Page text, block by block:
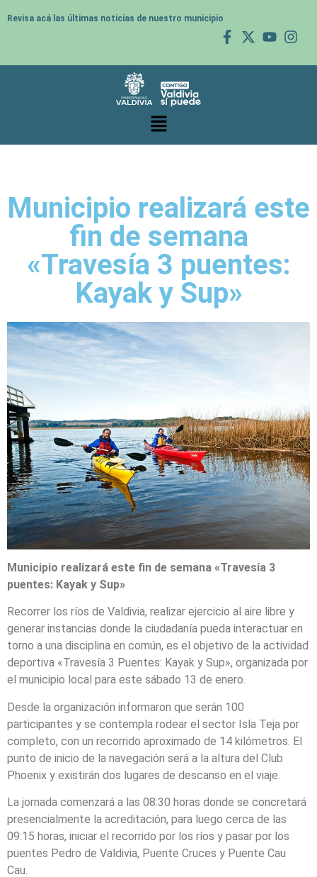
Revisa acá las últimas noticias de nuestro municipio
Municipio realizará este
fin de semana
«Travesía 3 puentes:
Kayak y Sup»
Municipio realizará este fin de semana «Travesía 3
puentes: Kayak y Sup»
Recorrer los ríos de Valdivia, realizar ejercicio al aire libre y
generar instancias donde la ciudadanía pueda interactuar en
torno a una disciplina en común, es el objetivo de la actividad
deportiva «Travesía 3 Puentes: Kayak y Sup», organizada por
el municipio local para este sábado 13 de enero.
Desde la organización informaron que serán 100
participantes y se contempla rodear el sector Isla Teja por
completo, con un recorrido aproximado de 14 kilómetros. El
punto de inicio de la navegación será a la altura del Club
Phoenix y existirán dos lugares de descanso en el viaje.
La jornada comenzará a las 08:30 horas donde se concretará
presencialmente la acreditación, para luego cerca de las
09:15 horas, iniciar el recorrido por los ríos y pasar por los
puentes Pedro de Valdivia, Puente Cruces y Puente Cau
Cau.